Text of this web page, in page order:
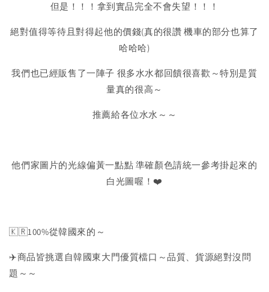
但是！！！拿到實品完全不會失望！！！
絕對值得等待且對得起他的價錢(真的很讚 機車的部分也算了
哈哈哈)
我們也已經販售了一陣子 很多水水都回饋很喜歡～特別是質
量真的很高～
推薦給各位水水～～
他們家圖片的光線偏黃一點點 準確顏色請統一參考掛起來的
白光圖喔！❤️
🇰🇷100%從韓國來的～
✈️商品皆挑選自韓國東大門優質檔口～品質、貨源絕對沒問
題～～